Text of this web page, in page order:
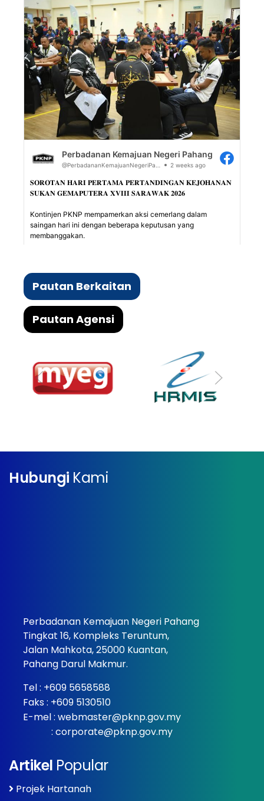
Pautan Berkaitan
Pautan Agensi
Hubungi Kami
Perbadanan Kemajuan Negeri Pahang
Tingkat 16, Kompleks Teruntum,
Jalan Mahkota, 25000 Kuantan,
Pahang Darul Makmur.
Tel : +609 5658588
Faks : +609 5130510
E-mel : webmaster@pknp.gov.my
: corporate@pknp.gov.my
Artikel Popular
Projek Hartanah